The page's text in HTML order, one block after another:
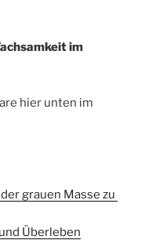
im
hier unten im
grauen Masse zu
Überleben